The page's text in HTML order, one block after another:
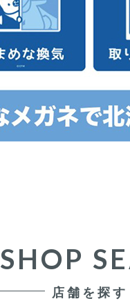
SHOP
店舗を探す